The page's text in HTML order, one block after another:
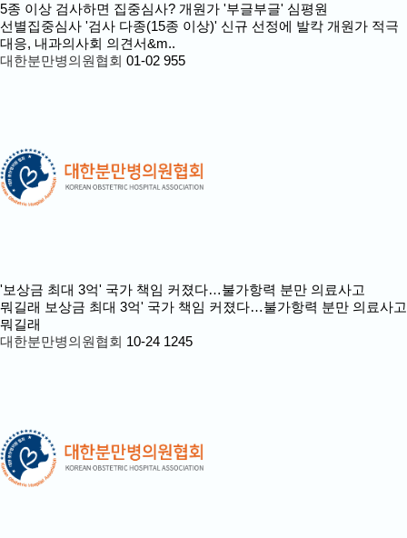
5종 이상 검사하면 집중심사? 개원가 '부글부글' 심평원
선별집중심사 '검사 다종(15종 이상)' 신규 선정에 발칵 개원가 적극
대응, 내과의사회 의견서&m..
대한분만병의원협회 01-02 955
'보상금 최대 3억' 국가 책임 커졌다…불가항력 분만 의료사고
뭐길래 보상금 최대 3억' 국가 책임 커졌다…불가항력 분만 의료사고
뭐길래
대한분만병의원협회 10-24 1245